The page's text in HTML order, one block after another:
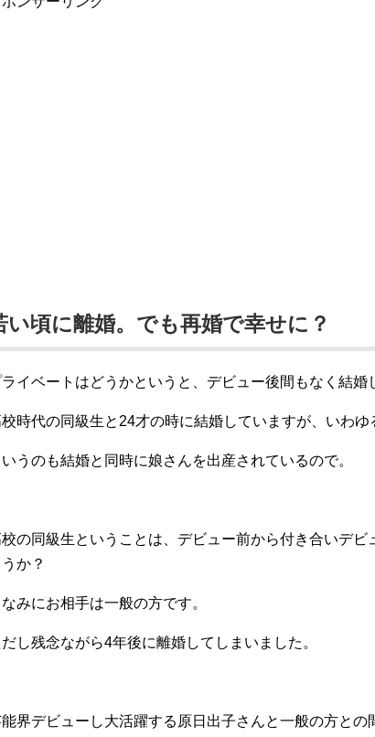
い頃に離婚。でも再婚で幸せに？
イベートはどうかというと、デビュー後間もなく結婚
時代の同級生と24才の時に結婚していますが、いわゆ
いうのも結婚と同時に娘さんを出産されているので。
の同級生ということは、デビュー前から付き合いデビ
うか？
みにお相手は一般の方です。
し残念ながら4年後に離婚してしまいました。
界デビューし大活躍する原日出子さんと一般の方との